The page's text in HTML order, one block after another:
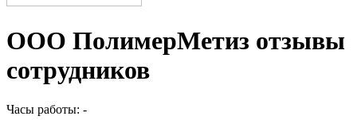
ООО ПолимерМетиз отзывы
сотрудников
Часы работы: -